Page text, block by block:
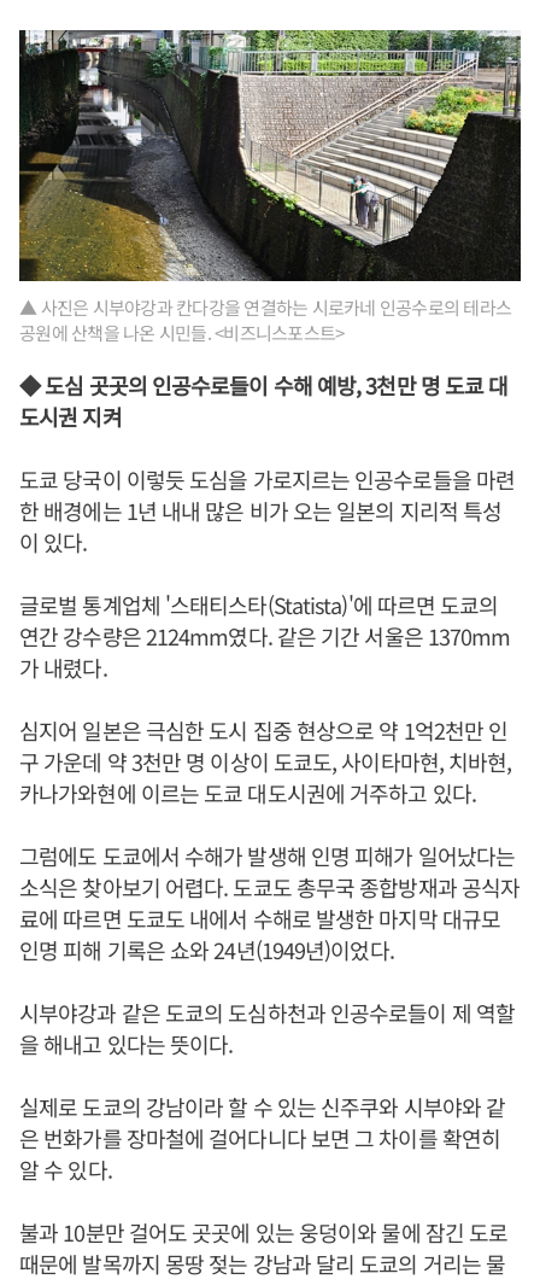
▲ 사진은 시부야강과 칸다강을 연결하는 시로카네 인공수로의 테라스
공원에 산책을 나온 시민들. <비즈니스포스트>
◆ 도심 곳곳의 인공수로들이 수해 예방, 3천만 명 도쿄 대
도시권 지켜
도쿄 당국이 이렇듯 도심을 가로지르는 인공수로들을 마련
한 배경에는 1년 내내 많은 비가 오는 일본의 지리적 특성
이 있다.
글로벌 통계업체 '스태티스타(Statista)'에 따르면 도쿄의
연간 강수량은 2124mm였다. 같은 기간 서울은 1370mm
가 내렸다.
심지어 일본은 극심한 도시 집중 현상으로 약 1억2천만 인
구 가운데 약 3천만 명 이상이 도쿄도, 사이타마현, 치바현,
카나가와현에 이르는 도쿄 대도시권에 거주하고 있다.
그럼에도 도쿄에서 수해가 발생해 인명 피해가 일어났다는
소식은 찾아보기 어렵다. 도쿄도 총무국 종합방재과 공식자
료에 따르면 도쿄도 내에서 수해로 발생한 마지막 대규모
인명 피해 기록은 쇼와 24년(1949년)이었다.
시부야강과 같은 도쿄의 도심하천과 인공수로들이 제 역할
을 해내고 있다는 뜻이다.
실제로 도쿄의 강남이라 할 수 있는 신주쿠와 시부야와 같
은 번화가를 장마철에 걸어다니다 보면 그 차이를 확연히
알 수 있다.
불과 10분만 걸어도 곳곳에 있는 웅덩이와 물에 잠긴 도로
때문에 발목까지 몽땅 젖는 강남과 달리 도쿄의 거리는 물